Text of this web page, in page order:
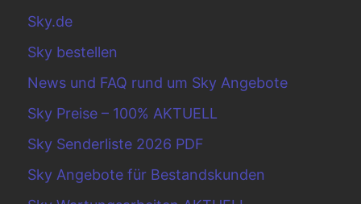
Sky.de
Sky bestellen
News und FAQ rund um Sky Angebote
Sky Preise – 100% AKTUELL
Sky Senderliste 2026 PDF
Sky Angebote für Bestandskunden